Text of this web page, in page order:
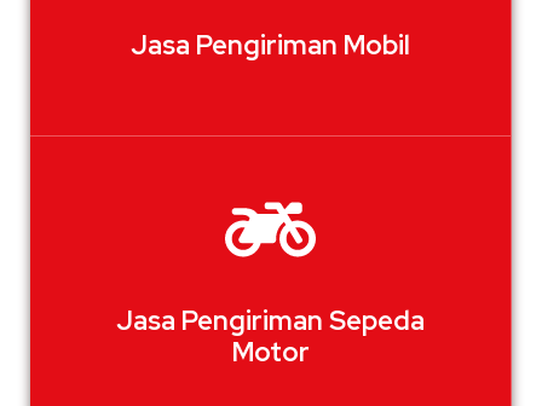
Jasa Pengiriman Mobil
Jasa Pengiriman Sepeda
Motor